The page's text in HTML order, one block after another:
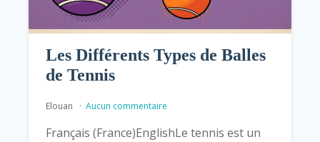
Les Différents Types de Balles
de Tennis
Elouan Aucun commentaire
Français (France)EnglishLe tennis est un